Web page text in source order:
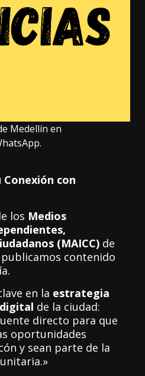
Medellín en
Conexión con
los Medios
(MAICC)de
contenido
en la estrategia
de la ciudad:
directo para que
oportunidades
y sean parte de la